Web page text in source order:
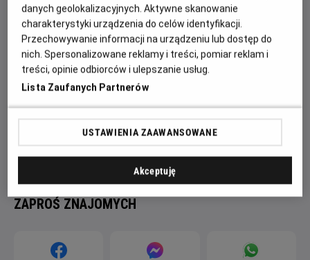
ZAPROŚ ZNAJOMYCH
danych geolokalizacyjnych. Aktywne skanowanie
charakterystyki urządzenia do celów identyfikacji.
Przechowywanie informacji na urządzeniu lub dostęp do
nich. Spersonalizowane reklamy i treści, pomiar reklam i
treści, opinie odbiorców i ulepszanie usług.
Lista Zaufanych Partnerów
USTAWIENIA ZAAWANSOWANE
Akceptuję